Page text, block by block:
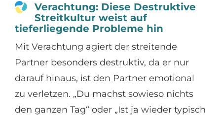
Verachtung: Diese Destruktive
Streitkultur weist auf
tieferliegende Probleme hin
Mit Verachtung agiert der streitende
Partner besonders destruktiv, da er nur
darauf hinaus, ist den Partner emotional
zu verletzen. „Du machst sowieso nichts
den ganzen Tag“ oder „Ist ja wieder typisch